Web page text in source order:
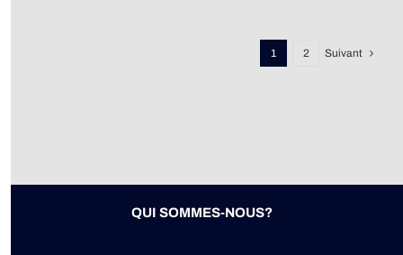
1 2 Suivant
QUI SOMMES-NOUS?